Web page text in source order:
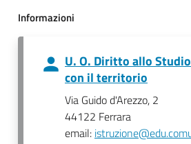
Informazioni
U. O. Diritto allo
con il territorio
Via Guido d'Arezzo, 2
44122 Ferrara
email: